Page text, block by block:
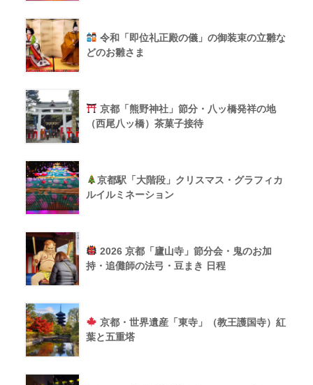
令和「即位礼正殿の儀」の御装束の立雛な
どのお雛さま
京都「熊野神社」節分・八ッ橋発祥の地
（西尾八ッ橋）茶菓子接待
京都駅「大階段」クリスマス・グラフィカ
ルイルミネーション
2026 京都「廬山寺」節分会・鬼のお加
持・追儺師の法弓・豆まき 日程
京都・世界遺産「東寺」（教王護国寺）紅
葉と五重塔